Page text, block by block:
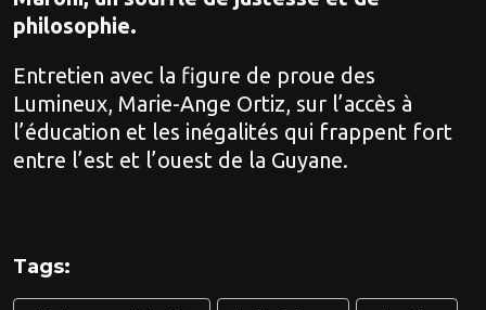
philosophie.
Entretien avec la figure de proue des
Lumineux, Marie-Ange Ortiz, sur l’accès à
l’éducation et les inégalités qui frappent fort
entre l’est et l’ouest de la Guyane.
Tags: